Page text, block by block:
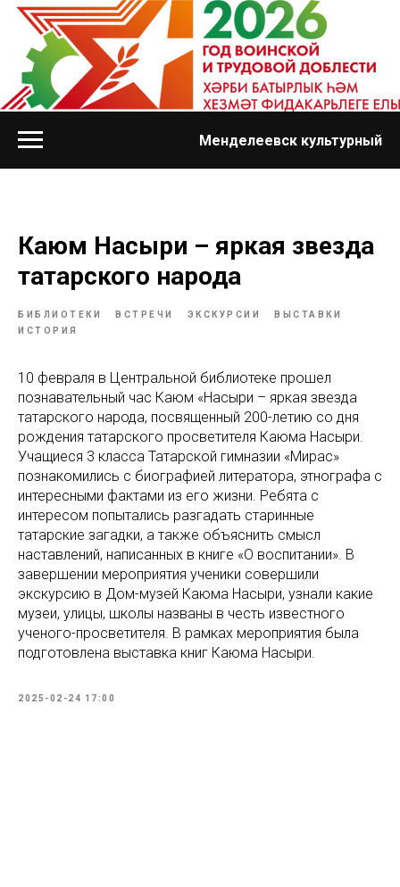
Менделеевск культурный
Каюм Насыри – яркая звезда
татарского народа
БИБЛИОТЕКИ ВСТРЕЧИ ЭКСКУРСИИ
ВЫСТАВКИ
ИСТОРИЯ
10 февраля в Центральной библиотеке прошел
познавательный час Каюм «Насыри – яркая звезда
татарского народа, посвященный 200-летию со дня
рождения татарского просветителя Каюма Насыри.
Учащиеся 3 класса Татарской гимназии «Мирас»
познакомились с биографией литератора, этнографа с
интересными фактами из его жизни. Ребята с
интересом попытались разгадать старинные
татарские загадки, а также объяснить смысл
наставлений, написанных в книге «О воспитании». В
завершении мероприятия ученики совершили
экскурсию в Дом-музей Каюма Насыри, узнали какие
музеи, улицы, школы названы в честь известного
ученого-просветителя. В рамках мероприятия была
подготовлена выставка книг Каюма Насыри.
2025-02-24 17:00